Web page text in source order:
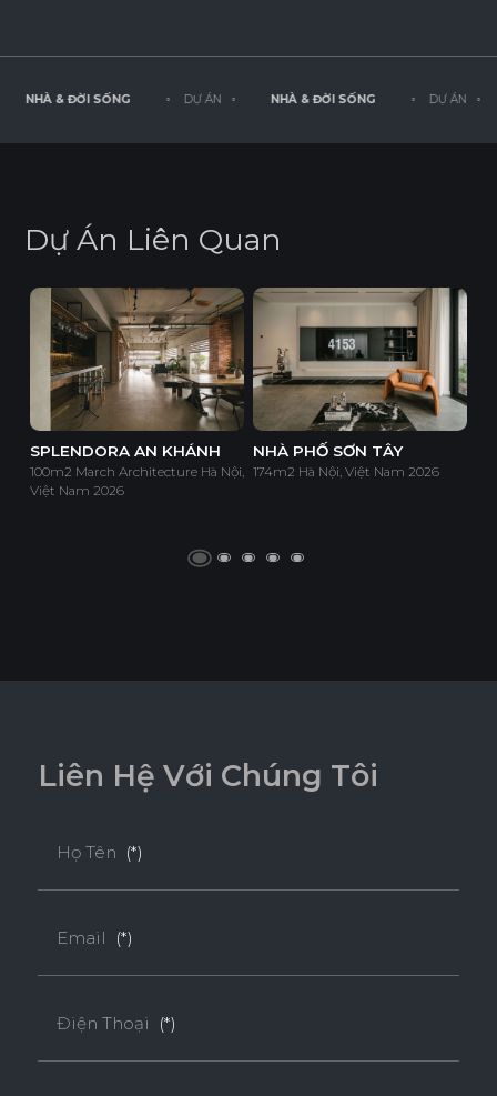
NHÀ & ĐỜI SỐNG ◦ DỰ ÁN ◦ NHÀ & ĐỜI SỐNG ◦ DỰ ÁN ◦
Dự Án Liên Quan
SPLENDORA AN KHÁNH
100m2 March Architecture Hà Nội,
Việt Nam 2026
NHÀ PHỐ SƠN TÂY
174m2 Hà Nội, Việt Nam 2026
Liên Hệ Với Chúng Tôi
Họ Tên (*)
Email (*)
Điện Thoại (*)